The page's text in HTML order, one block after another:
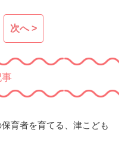
次へ >
育者を育てる、津こども